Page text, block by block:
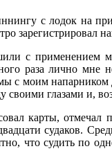
с лодок на
с
раза лично мне
с моим
своими глазами и,
карты, отмечал
судаков.
что судить по